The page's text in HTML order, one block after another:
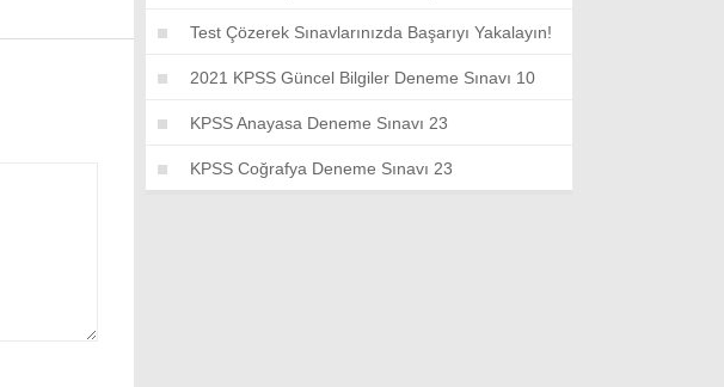
Test Çözerek Sınavlarınızda Başarıyı Yakalayın!
2021 KPSS Güncel Bilgiler Deneme Sınavı 10
KPSS Anayasa Deneme Sınavı 23
KPSS Coğrafya Deneme Sınavı 23